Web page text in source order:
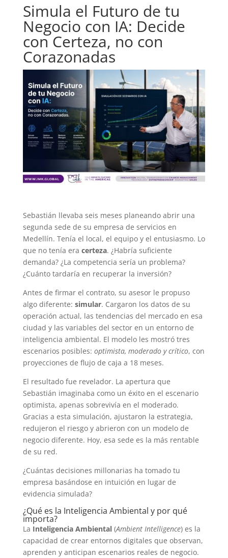
Simula el Futuro de tu
Negocio con IA: Decide
con Certeza, no con
Corazonadas
Sebastián llevaba seis meses planeando abrir una
segunda sede de su empresa de servicios en
Medellín. Tenía el local, el equipo y el entusiasmo. Lo
que no tenía era certeza. ¿Habría suficiente
demanda? ¿La competencia sería un problema?
¿Cuánto tardaría en recuperar la inversión?
Antes de firmar el contrato, su asesor le propuso
algo diferente: simular. Cargaron los datos de su
operación actual, las tendencias del mercado en esa
ciudad y las variables del sector en un entorno de
inteligencia ambiental. El modelo les mostró tres
escenarios posibles: optimista, moderado y crítico, con
proyecciones de flujo de caja a 18 meses.
El resultado fue revelador. La apertura que
Sebastián imaginaba como un éxito en el escenario
optimista, apenas sobrevivía en el moderado.
Gracias a esta simulación, ajustaron la estrategia,
redujeron el riesgo y abrieron con un modelo de
negocio diferente. Hoy, esa sede es la más rentable
de su red.
¿Cuántas decisiones millonarias ha tomado tu
empresa basándose en intuición en lugar de
evidencia simulada?
¿Qué es la Inteligencia Ambiental y por qué
importa?
La Inteligencia Ambiental(Ambient Intelligence) es la
capacidad de crear entornos digitales que observan,
aprenden y anticipan escenarios reales de negocio.